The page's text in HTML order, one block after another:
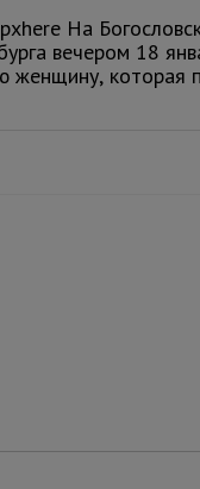
На
вечером 18
женщину, которая